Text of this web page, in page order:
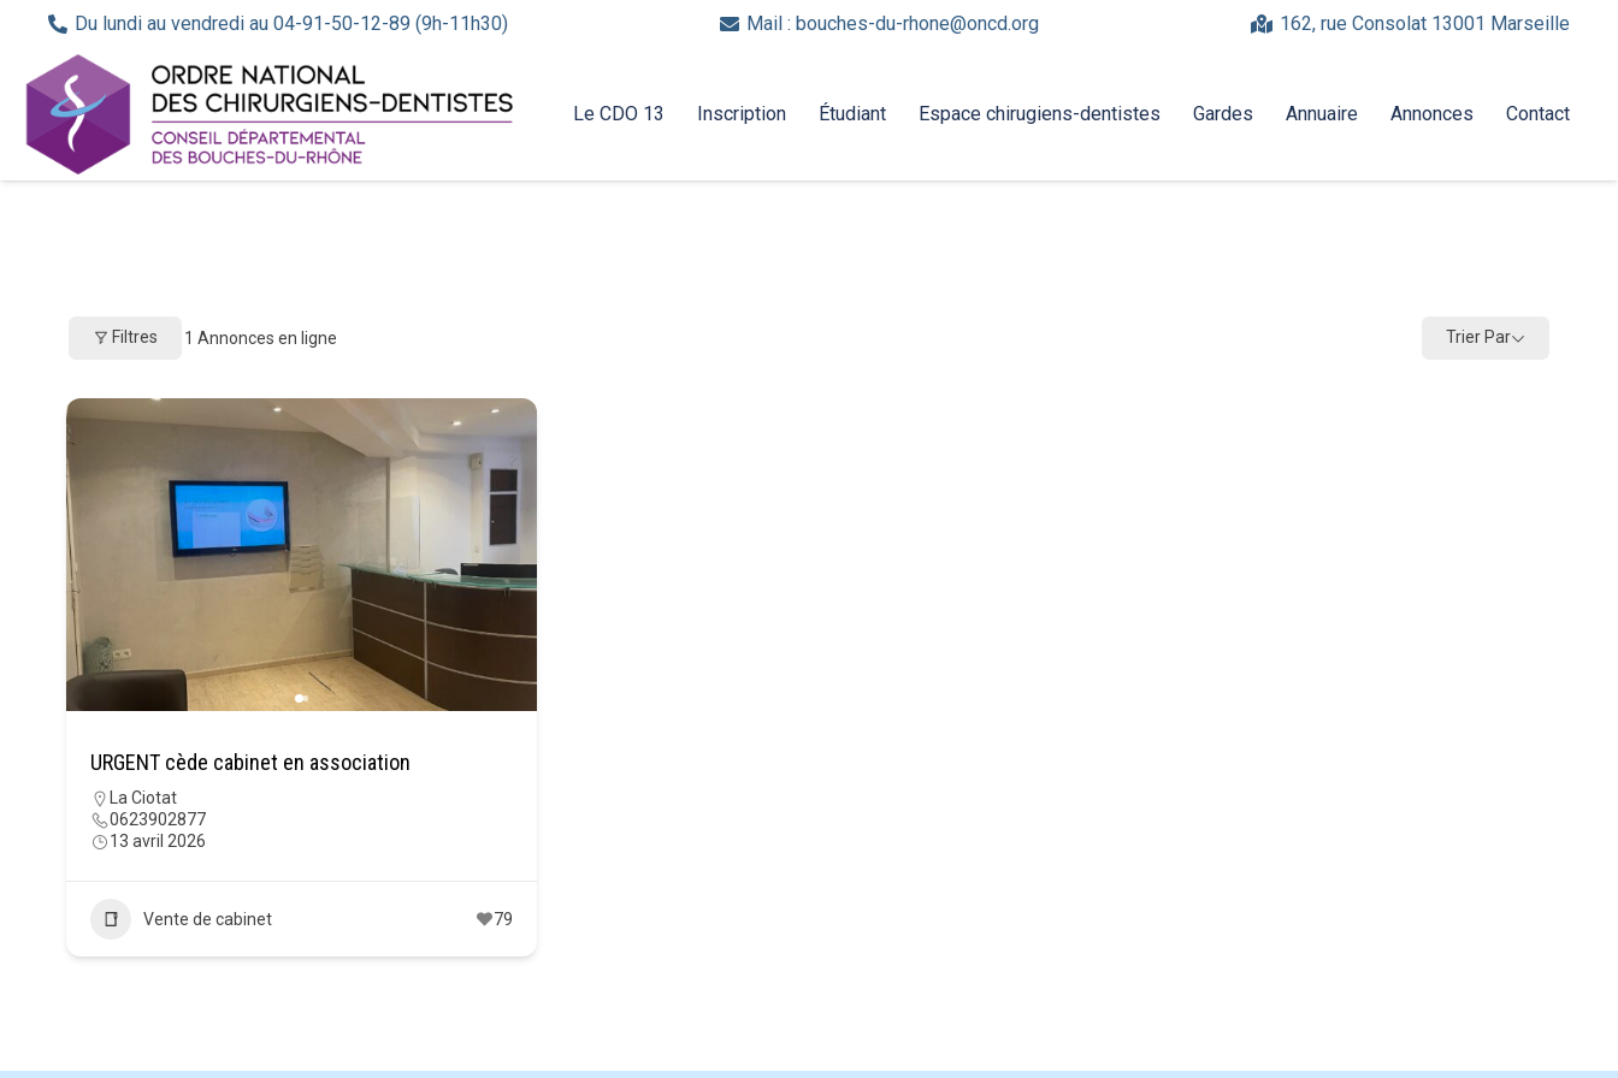
Du lundi au vendredi au 04-91-50-12-89 (9h-11h30) Mail : bouches-du-rhone@oncd.org 162, rue Consolat 13001 Marseille
Le CDO 13 Inscription Étudiant Espace chirugiens-dentistes Gardes Annuaire Annonces Contact
Filtres 1 Annonces en ligne Trier Par
URGENT cède cabinet en association
La Ciotat
0623902877
13 avril 2026
Vente de cabinet 79